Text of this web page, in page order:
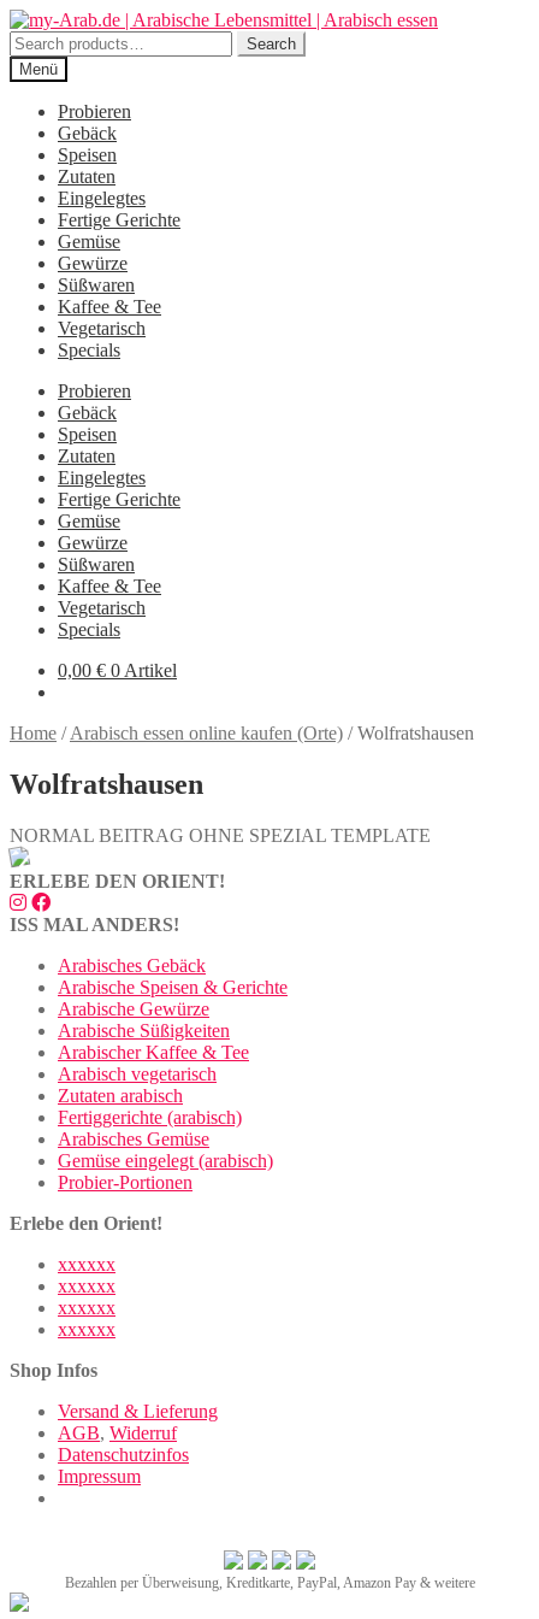
Zur
Navigation
springen
Zum
Inhalt
springen
Search
for:
Search
Menü
Probieren
Gebäck
Speisen
Zutaten
Eingelegtes
Fertige Gerichte
Gemüse
Gewürze
Süßwaren
Kaffee & Tee
Vegetarisch
Specials
Probieren
Gebäck
Speisen
Zutaten
Eingelegtes
Fertige Gerichte
Gemüse
Gewürze
Süßwaren
Kaffee & Tee
Vegetarisch
Specials
0,00 € 0 Artikel
Home /Arabisch essen online kaufen (Orte) /Wolfratshausen
Wolfratshausen
NORMAL BEITRAG OHNE SPEZIAL TEMPLATE
ERLEBE DEN ORIENT!
ISS MAL ANDERS!
Arabisches Gebäck
Arabische Speisen & Gerichte
Arabische Gewürze
Arabische Süßigkeiten
Arabischer Kaffee & Tee
Arabisch vegetarisch
Zutaten arabisch
Fertiggerichte (arabisch)
Arabisches Gemüse
Gemüse eingelegt (arabisch)
Probier-Portionen
Erlebe den Orient!
xxxxxx
xxxxxx
xxxxxx
xxxxxx
Shop Infos
Versand & Lieferung
AGB, Widerruf
Datenschutzinfos
Impressum